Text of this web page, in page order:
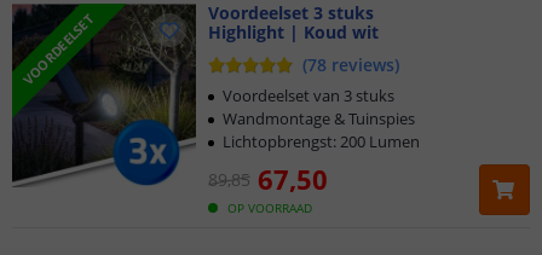
VOORDEELSET
Voordeelset 3 stuks
Highlight | Koud wit
(78 reviews)
OP VOORRAAD
89,85 67,50
Voordeelset van 3 stuks
Wandmontage & Tuinspies
Lichtopbrengst: 200 Lumen
Klantbeoordeling 9.1